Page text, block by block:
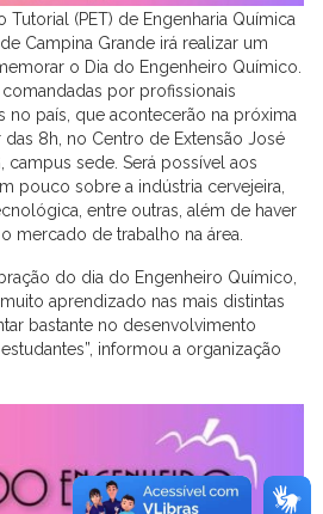
Tutorial (PET) de Engenharia Química
Campina Grande irá realizar um
o Dia do Engenheiro Químico.
por profissionais
no país, que acontecerão na próxima
8h, no Centro de Extensão José
campus sede. Será possível aos
pouco sobre a indústria cervejeira,
entre outras, além de haver
mercado de trabalho na área.
do dia do Engenheiro Químico,
aprendizado nas mais distintas
bastante no desenvolvimento
informou a organização